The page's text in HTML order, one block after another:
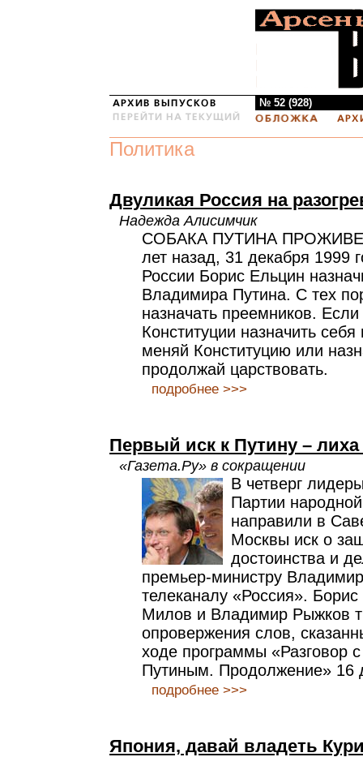
№ 52 (928)
Политика
Двуликая Россия на
Надежда Алисимчик
СОБАКА ПУТИНА
лет назад, 31 декабря 1999
России Борис Ельцин
Владимира Путина. С тех
назначать преемников.
Конституции назначить
меняй Конституцию или
продолжай царствовать.
подробнее >>>
Первый иск к Путину –
«Газета.Ру» в сокращении
В четверг
Партии
направили в
Москвы иск о
достоинства и
премьер-министру
телеканалу «Россия».
Милов и Владимир Рыжков
опровержения слов,
ходе программы «Разговор
Путиным. Продолжение» 16
подробнее >>>
Япония, давай владеть